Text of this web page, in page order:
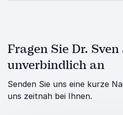
Fragen Sie Dr.
unverbindlich an
Senden Sie uns eine kurze
uns zeitnah bei Ihnen.